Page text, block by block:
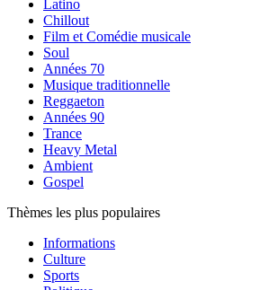
Latino
Chillout
Film et Comédie musicale
Soul
Années 70
Musique traditionnelle
Reggaeton
Années 90
Trance
Heavy Metal
Ambient
Gospel
Thèmes les plus populaires
Informations
Culture
Sports